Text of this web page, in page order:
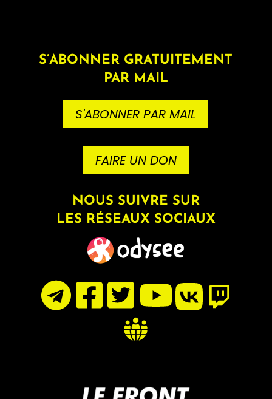
S’ABONNER GRATUITEMENT
PAR MAIL
S'ABONNER PAR MAIL
FAIRE UN DON
NOUS SUIVRE SUR
LES RÉSEAUX SOCIAUX